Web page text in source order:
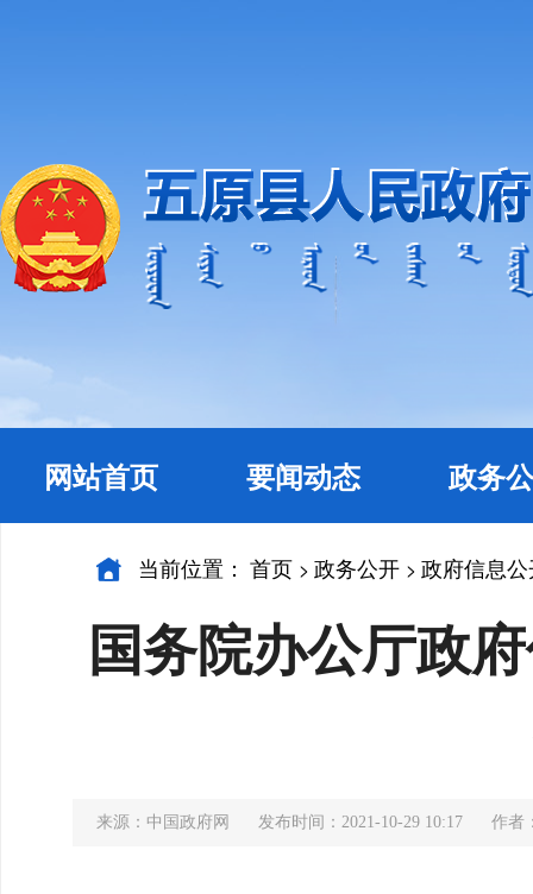
网站首页 要闻动态 政务
当前位置： 首页 > 政务公开 > 政府信息
国务院办公厅政
来源：中国政府网 发布时间：2021-10-29 10:17 作者